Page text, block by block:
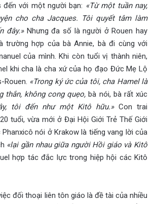
đến với một người bạn: «Từ một tuần nay,
cho cha Jacques. Tôi quyết tâm làm
đây.»Nhưng đa số là người ở Rouen hay
trường hợp của bà Annie, bà đi cùng với
của mình. Khi còn tuổi vị thành niên,
khi cha là cha xứ của họ đạo Đức Mẹ Lộ
«Trong ký ức của tôi, cha Hamel là
thắn, không cong quẹo,bà nói, bà rất xúc
tôi đến như một Kitô hữu.»Con trai
tuổi, vừa mới ở Đại Hội Giới Trẻ Thế Giới
nói ở Krakow là tiếng vang lời của
«lại gần nhau giữa người Hồi giáo và Kitô
hợp tác đắc lực trong hiệp hội các Kitô
đối thoại liên tôn giáo là đề tài của nhiều